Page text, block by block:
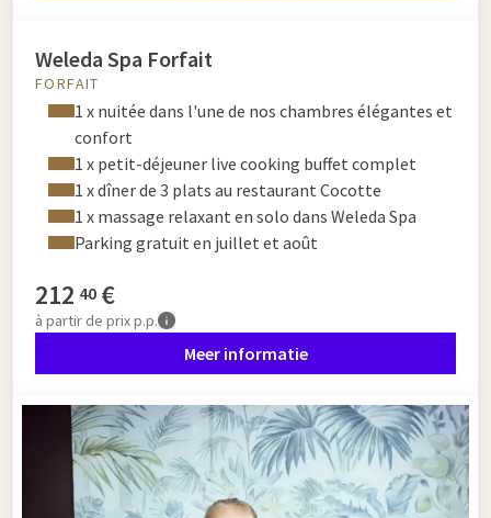
Weleda Spa Forfait
FORFAIT
1 x nuitée dans l'une de nos chambres élégantes et
confort
1 x petit-déjeuner live cooking buffet complet
1 x dîner de 3 plats au restaurant Cocotte
1 x massage relaxant en solo dans Weleda Spa
Parking gratuit en juillet et août
212 40 €
à partir de prix p.p.
Meer informatie